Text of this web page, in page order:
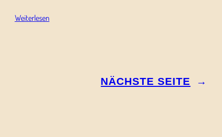
Weiterlesen
NÄCHSTE SEITE →